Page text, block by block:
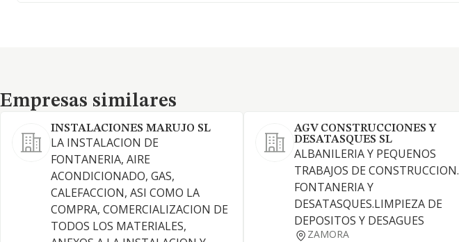
Empresas similares
Empresas similares
INSTALACIONES MARUJO SL
LA INSTALACION DE
FONTANERIA, AIRE
ACONDICIONADO, GAS,
CALEFACCION, ASI COMO LA
COMPRA, COMERCIALIZACION DE
TODOS LOS MATERIALES,
AGV CONSTRUCCIONES Y
DESATASQUES SL
ALBANILERIA Y PEQUENOS
TRABAJOS DE CONSTRUCCION.
FONTANERIA Y
DESATASQUES.LIMPIEZA DE
DEPOSITOS Y DESAGUES
ZAMORA